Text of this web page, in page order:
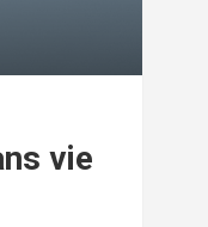
vie